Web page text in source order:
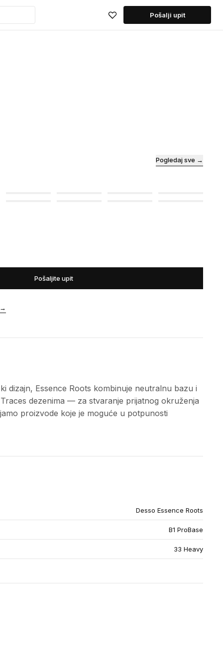
Pošalji upit
Pogledaj sve →
Pošaljite upit
dizajn, Essence Roots kombinuje neutralnu bazu i
dezenima — za stvaranje prijatnog okruženja
proizvode koje je moguće u potpunosti
Desso Essence Roots
B1 ProBase
33 Heavy